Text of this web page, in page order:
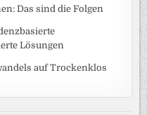
Das sind die Folgen
Lösungen
auf Trockenklos